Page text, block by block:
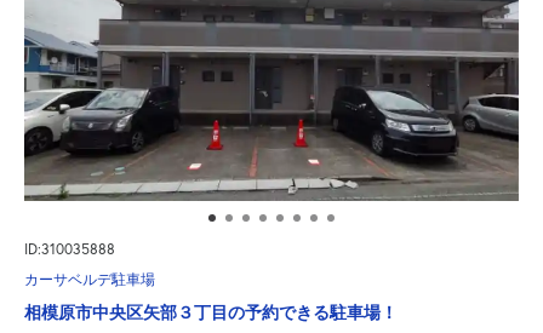
ID:310035888
カーサベルデ駐車場
相模原市中央区矢部３丁目の予約できる駐車場！